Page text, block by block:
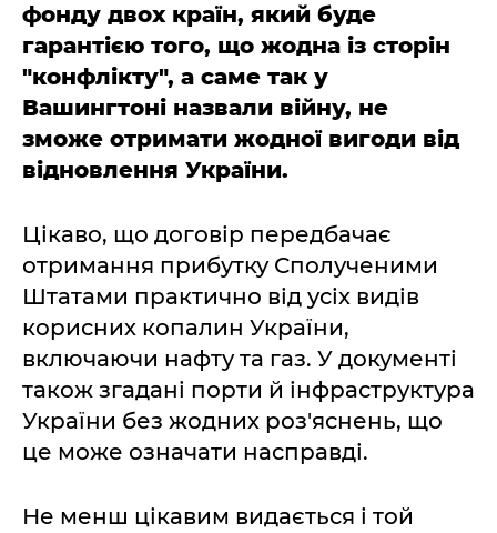
фонду двох країн, який буде
гарантією того, що жодна із сторін
"конфлікту", а саме так у
Вашингтоні назвали війну, не
зможе отримати жодної вигоди від
відновлення України.
Цікаво, що договір передбачає
отримання прибутку Сполученими
Штатами практично від усіх видів
корисних копалин України,
включаючи нафту та газ. У документі
також згадані порти й інфраструктура
України без жодних роз'яснень, що
це може означати насправді.
Не менш цікавим видається і той